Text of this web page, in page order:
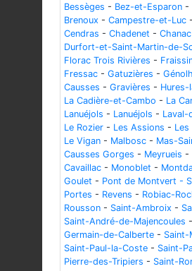
Bessèges - Bez-et-Esparon -
Brenoux - Campestre-et-Luc -
Cendras - Chadenet - Chanac
Durfort-et-Saint-Martin-de-
Florac Trois Rivières -
Fressac - Gatuzières -
Causses - Gravières - Hures-
La Cadière-et-Cambo - La
Lanuéjols - Lanuéjols - Laval-
Le Rozier - Les Assions - Les
Le Vigan - Malbosc - Mas-
Causses Gorges - Meyrueis -
Cavaillac - Monoblet -
Goulet - Pont de Montvert -
Portes - Revens - Robiac-
Rousson - Saint-Ambroix -
Saint-André-de-Majencoules -
Germain-de-Calberte - Saint-
Saint-Paul-la-Coste - Saint-
Pierre-des-Tripiers - Saint-